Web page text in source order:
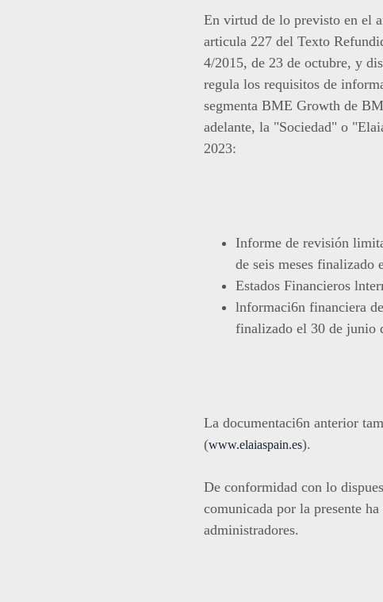
En virtud de lo previsto en el
articula 227 del Texto
4/2015, de 23 de octubre, y
regula los requisitos de
segmenta BME Growth de
adelante, la "Sociedad" o
2023:
Informe de revisión
de seis meses finalizado
Estados Financieros
lnformaci6n financiera
finalizado el 30 de junio
La documentaci6n anterior
(www.elaiaspain.es).
De conformidad con lo
comunicada por la presente
administradores.